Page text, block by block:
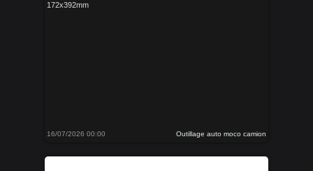
172x392mm
16/07/2026 00:00 Outillage auto moco camion